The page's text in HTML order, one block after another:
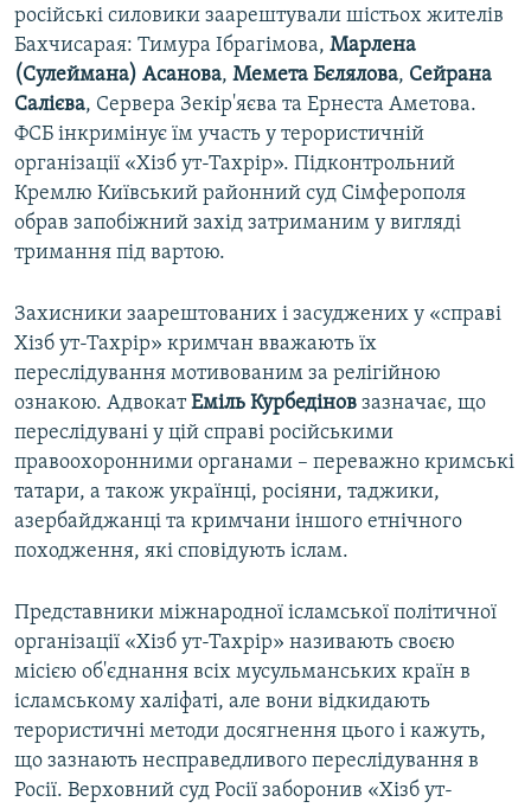
російські силовики заарештували шістьох жителів
Бахчисарая: Тимура Ібрагімова, Марлена
(Сулеймана) Асанова, Мемета Бєлялова, Сейрана
Салієва, Сервера Зекір'яєва та Ернеста Аметова.
ФСБ інкримінує їм участь у терористичній
організації «Хізб ут-Тахрір». Підконтрольний
Кремлю Київський районний суд Сімферополя
обрав запобіжний захід затриманим у вигляді
тримання під вартою.
Захисники заарештованих і засуджених у «справі
Хізб ут-Тахрір» кримчан вважають їх
переслідування мотивованим за релігійною
ознакою. АдвокатЕміль Курбедінов зазначає, що
переслідувані у цій справі російськими
правоохоронними органами – переважно кримські
татари, а також українці, росіяни, таджики,
азербайджанці та кримчани іншого етнічного
походження, які сповідують іслам.
Представники міжнародної ісламської політичної
організації «Хізб ут-Тахрір» називають своєю
місією об'єднання всіх мусульманських країн в
ісламському халіфаті, але вони відкидають
терористичні методи досягнення цього і кажуть,
що зазнають несправедливого переслідування в
Росії. Верховний суд Росії заборонив «Хізб ут-